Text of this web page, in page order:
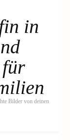
in
für
Bilder von deinen